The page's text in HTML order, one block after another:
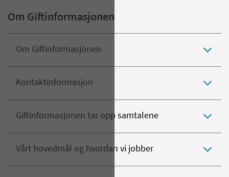
Om Giftinformasjonen
Om Giftinformasjonen
Kontaktinformasjon
Giftinformasjonen tar opp samtalene
Vårt hovedmål og hvordan vi jobber